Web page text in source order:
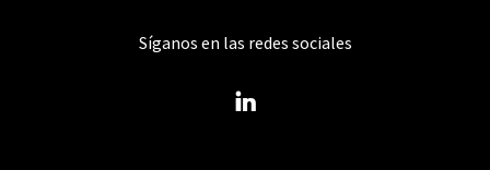
Síganos en las redes sociales